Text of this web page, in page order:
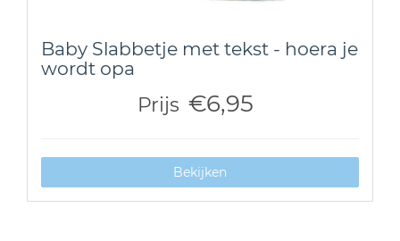
Baby Slabbetje met tekst - hoera je
wordt opa
Prijs €6,95
Bekijken